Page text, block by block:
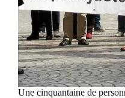
Une cinquantaine de